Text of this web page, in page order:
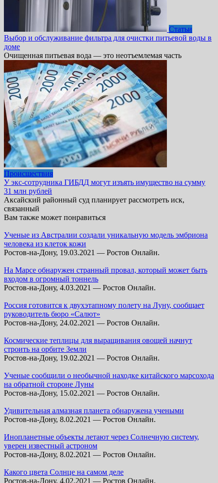
Статьи
Выбор и обслуживание фильтра для очистки питьевой воды в
доме
Очищенная питьевая вода — это неотъемлемая часть
Происшествия
У экс-сотрудника ГИБДД могут изъять имущество на сумму
31 млн рублей
Аксайский районный суд планирует рассмотреть иск,
связанный
Вам также может понравиться
Ученые из Австралии создали уникальную модель эмбриона
человека из клеток кожи
Ростов-на-Дону, 19.03.2021 — Ростов Онлайн.
На Марсе обнаружен странный провал, который может быть
входом в огромный тоннель
Ростов-на-Дону, 4.03.2021 — Ростов Онлайн.
Россия готовится к двухэтапному полету на Луну, сообщает
руководитель бюро «Салют»
Ростов-на-Дону, 24.02.2021 — Ростов Онлайн.
Космические теплицы для выращивания овощей начнут
строить на орбите Земли
Ростов-на-Дону, 19.02.2021 — Ростов Онлайн.
Ученые сообщили о необычной находке китайского марсохода
на обратной стороне Луны
Ростов-на-Дону, 15.02.2021 — Ростов Онлайн.
Удивительная алмазная планета обнаружена учеными
Ростов-на-Дону, 8.02.2021 — Ростов Онлайн.
Инопланетные объекты летают через Солнечную систему,
уверен известный астроном
Ростов-на-Дону, 8.02.2021 — Ростов Онлайн.
Какого цвета Солнце на самом деле
Ростов-на-Дону, 4.02.2021 — Ростов Онлайн.